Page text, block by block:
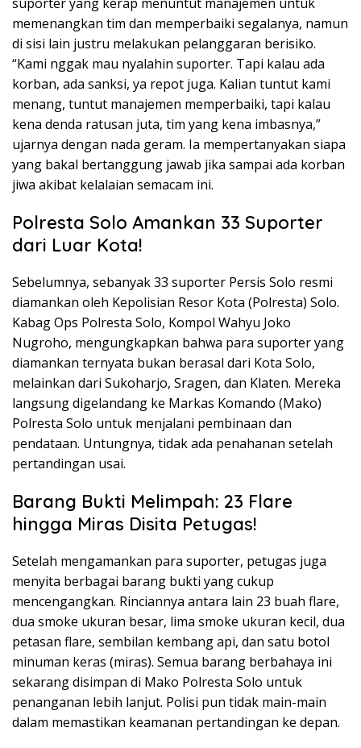
memenangkan tim dan memperbaiki segalanya, namun
di sisi lain justru melakukan pelanggaran berisiko.
“Kami nggak mau nyalahin suporter. Tapi kalau ada
korban, ada sanksi, ya repot juga. Kalian tuntut kami
menang, tuntut manajemen memperbaiki, tapi kalau
kena denda ratusan juta, tim yang kena imbasnya,”
ujarnya dengan nada geram. Ia mempertanyakan siapa
yang bakal bertanggung jawab jika sampai ada korban
jiwa akibat kelalaian semacam ini.
Polresta Solo Amankan 33 Suporter
dari Luar Kota!
Sebelumnya, sebanyak 33 suporter Persis Solo resmi
diamankan oleh Kepolisian Resor Kota (Polresta) Solo.
Kabag Ops Polresta Solo, Kompol Wahyu Joko
Nugroho, mengungkapkan bahwa para suporter yang
diamankan ternyata bukan berasal dari Kota Solo,
melainkan dari Sukoharjo, Sragen, dan Klaten. Mereka
langsung digelandang ke Markas Komando (Mako)
Polresta Solo untuk menjalani pembinaan dan
pendataan. Untungnya, tidak ada penahanan setelah
pertandingan usai.
Barang Bukti Melimpah: 23 Flare
hingga Miras Disita Petugas!
Setelah mengamankan para suporter, petugas juga
menyita berbagai barang bukti yang cukup
mencengangkan. Rinciannya antara lain 23 buah flare,
dua smoke ukuran besar, lima smoke ukuran kecil, dua
petasan flare, sembilan kembang api, dan satu botol
minuman keras (miras). Semua barang berbahaya ini
sekarang disimpan di Mako Polresta Solo untuk
penanganan lebih lanjut. Polisi pun tidak main-main
dalam memastikan keamanan pertandingan ke depan.